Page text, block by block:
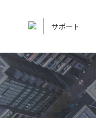
サポート